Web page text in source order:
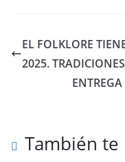
EL FOLKLORE
2025.
También